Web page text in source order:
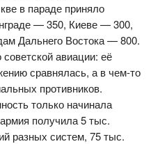
в параде приняло
— 350, Киеве — 300,
Дальнего Востока — 800.
авиации: её
сравнялась, а в чем-то
противников.
только начинала
получила 5 тыс.
разных систем, 75 тыс.